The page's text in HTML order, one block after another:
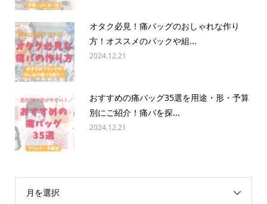
オタク必見！痛バッグのおしゃれな作り
方！オススメのバックや組...
2024.12.21
おすすめの痛バッグ35選を用途・形・予算
別にご紹介！痛バを探...
2024.12.21
月を選択